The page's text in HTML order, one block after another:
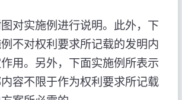
对实施例进行说明。此外，下
不对权利要求所记载的发明内
用。另外，下面实施例所表示
容不限于作为权利要求所记载